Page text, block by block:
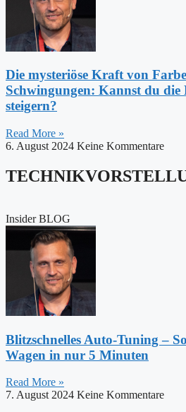
Die mysteriöse Kraft von
Schwingungen: Kannst du die
steigern?
Read More »
6. August 2024 Keine Kommentare
Insider BLOG
Blitzschnelles Auto-Tuning –
Wagen in nur 5 Minuten
Read More »
7. August 2024 Keine Kommentare